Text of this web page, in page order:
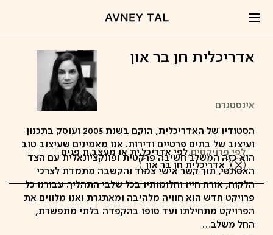
לפי פרויקטים,לפי אדריכל.ית או מעצב.ת פנים
אדריכלית חן בר און
אדריכלית חן בר און
אינסטגרם
הסטודיו של האדריכלית, הוקם בשנת 2005 ועוסק בתכנון
ועיצוב של בתים פרטיים ודירות. אנו מאמינים שעיצוב טוב
הוא כזה המשלב חשיבה פרקטית ופונקציונאלית עם הצד
האסתטי, תוך קשר אישי צמוד והקשבה מתמדת לצרכי
הלקוח, אורח חייו וחלומותיו בכל שלבי התהליך. עבורנו כל
פרויקט חדש הוא חוויה מלהיבה ומאתגרת ואנו מלווים את
הפרויקט מתחילתו ועד סופו בהקפדה בלתי מתפשרת,
החל משלב…